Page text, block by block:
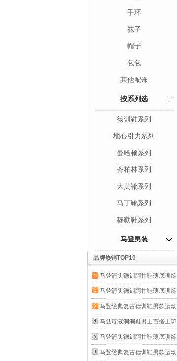
手环
袜子
帽子
包包
其他配饰
按系列选
德训鞋系列
地心引力系列
曼哈顿系列
齐柏林系列
大黄靴系列
马丁靴系列
穆勒鞋系列
马登男装
品牌热销TOP10
马登箭头德训阿甘鞋薄底训练
健身板鞋网面透气运动男士夏
季休闲鞋男鞋 米白色 【男士
休闲鞋/鞋子男款/男鞋春秋款/
情侣鞋】 42 男码-偏大一码
马登箭头德训阿甘鞋薄底训练
健身板鞋网面透气运动男士夏
季休闲鞋男鞋 米白色 【男士
休闲鞋/鞋子男款/男鞋春秋款/
情侣鞋】 41 男码-偏大一码
马登经典复古德训鞋男款运动
休闲板鞋小白鞋平底健身训练
阿甘鞋子 灰色 【经典款】百
搭舒适户外骑行鞋 42
马登毒液洞洞鞋男士百搭上班
通勤沙滩鞋户外穿全包头透气
涉水凉鞋夏 黑色（通勤/休
马登箭头德训阿甘鞋薄底训练
健身板鞋网面透气运动男士夏
马登经典复古德训鞋男款运动